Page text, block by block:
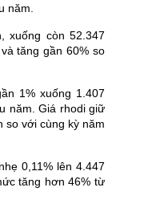
năm.
xuống còn 52.347
tăng gần 60% so
1% xuống 1.407
năm. Giá rhodi giữ
so với cùng kỳ năm
0,11% lên 4.447
tăng hơn 46% từ